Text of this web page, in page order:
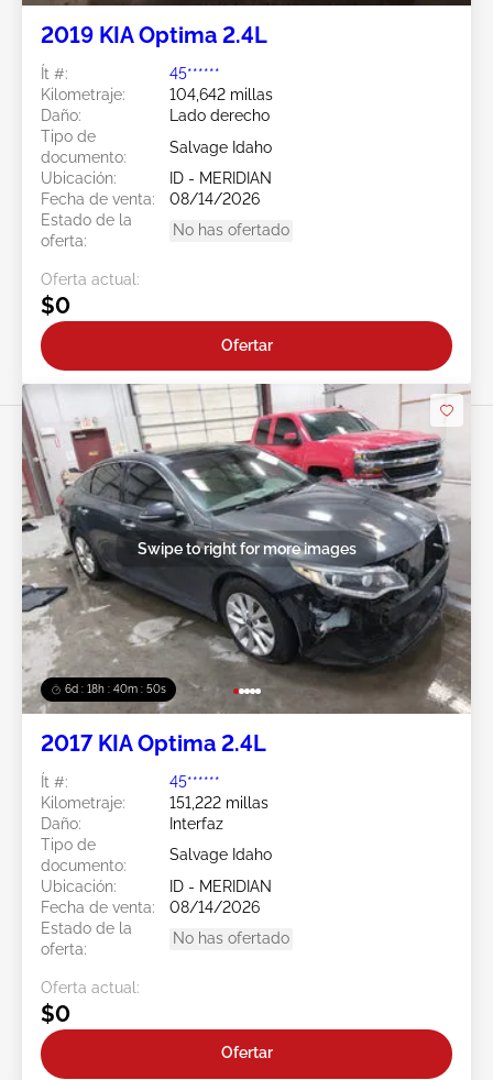
2019 KIA Optima 2.4L
Ít #:
45******
Kilometraje:
104,642 millas
Daño:
Lado derecho
Tipo de
documento:
Salvage Idaho
Ubicación:
ID - MERIDIAN
Fecha de venta:
08/14/2026
Estado de la
oferta:
No has ofertado
Oferta actual:
$0
Ofertar
6d : 18h : 40m : 47s
Swipe to right for more images
2017 KIA Optima 2.4L
Ít #:
45******
Kilometraje:
151,222 millas
Daño:
Interfaz
Tipo de
documento:
Salvage Idaho
Ubicación:
ID - MERIDIAN
Fecha de venta:
08/14/2026
Estado de la
oferta:
No has ofertado
Oferta actual:
$0
Ofertar